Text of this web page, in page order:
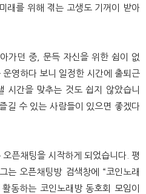
래를 위해 겪는 고생도 기꺼이 받아
가던 중, 문득 자신을 위한 쉼이 없
영하다 보니 일정한 시간에 출퇴근
시간을 맞추는 것도 쉽지 않았습니
길 수 있는 사람들이 있으면 좋겠다
픈채팅을 시작하게 되었습니다. 평
는 오픈채팅방 검색창에 “코인노래
동하는 코인노래방 동호회 모임이